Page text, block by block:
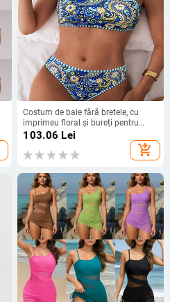
Costum de baie fără bretele, cu
imprimeu floral și bureți pentru
bust, material poliester 82% +
căptușeală din spandex 18%,
pentru înot
103.06 Lei
add_shopping_cart